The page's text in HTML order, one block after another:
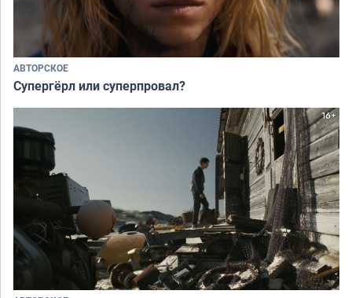
АВТОРСКОЕ
Супергёрл или суперпровал?